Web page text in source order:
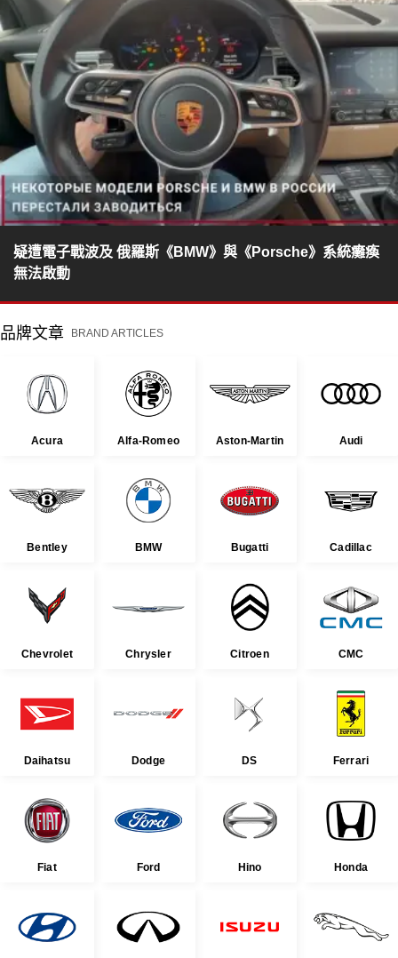
疑遭電子戰波及 俄羅斯《BMW》與《Porsche》系統癱瘓
無法啟動
品牌文章 BRAND ARTICLES
Acura Alfa-Romeo Aston-Martin Audi
Bentley BMW Bugatti Cadillac
Chevrolet Chrysler Citroen CMC
Daihatsu Dodge DS Ferrari
Fiat Ford Hino Honda